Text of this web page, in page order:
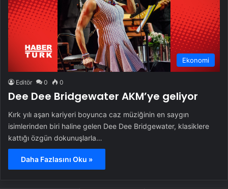
Ekonomi
Editör 0 0
Dee Dee Bridgewater AKM’ye geliyor
Kırk yılı aşan kariyeri boyunca caz müziğinin en saygın
isimlerinden biri haline gelen Dee Dee Bridgewater, klasiklere
kattığı özgün dokunuşlarla…
Daha Fazlasını Oku »